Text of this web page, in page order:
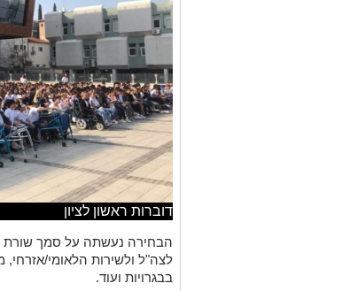
דוברות ראשון לציון
הבחירה נעשתה על סמך שורת
לצה"ל ולשירות הלאומי/אזרחי,
בבגרויות ועוד.